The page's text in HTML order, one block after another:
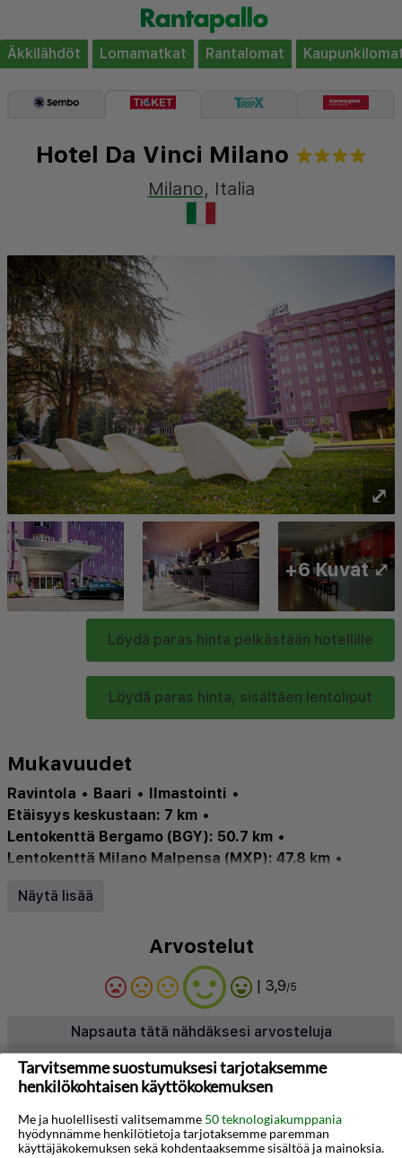
Äkkilähdöt Lomamatkat Rantalomat
Hotel Da Vinci Milano
Milano, Italia
⤢
Löydä paras hinta pelkästään hotellille
Löydä paras hinta, sisältäen lentoliput
+6 Kuvat ⤢
Mukavuudet
Ravintola • Baari • Ilmastointi •
Etäisyys keskustaan: 7 km •
Lentokenttä Bergamo (BGY): 50.7 km •
Lentokenttä Milano Malpensa (MXP): 47.8 km •
Näytä lisää
Arvostelut
| 3,9/5
Napsauta tätä nähdäksesi arvosteluja
Tietoja hotellista
Tämä tyylikäs hotelli sijaitsee keskellä 8 000
neliömetrin laajuista puistoa Milanossa. Se on vain
Tarvitsemme suostumuksesi tarjotaksemme
henkilökohtaisen käyttökokemuksen
Me ja huolellisesti valitsemamme 50 teknologiakumppania
hyödynnämme henkilötietoja tarjotaksemme paremman
käyttäjäkokemuksen sekä kohdentaaksemme sisältöä ja mainoksia.